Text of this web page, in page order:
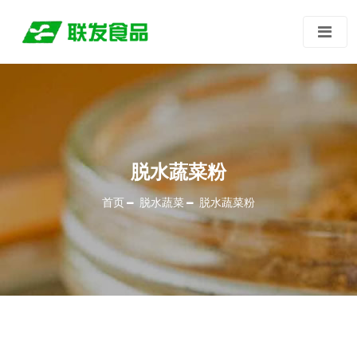
脱水蔬菜粉
首页 脱水蔬菜 脱水蔬菜粉